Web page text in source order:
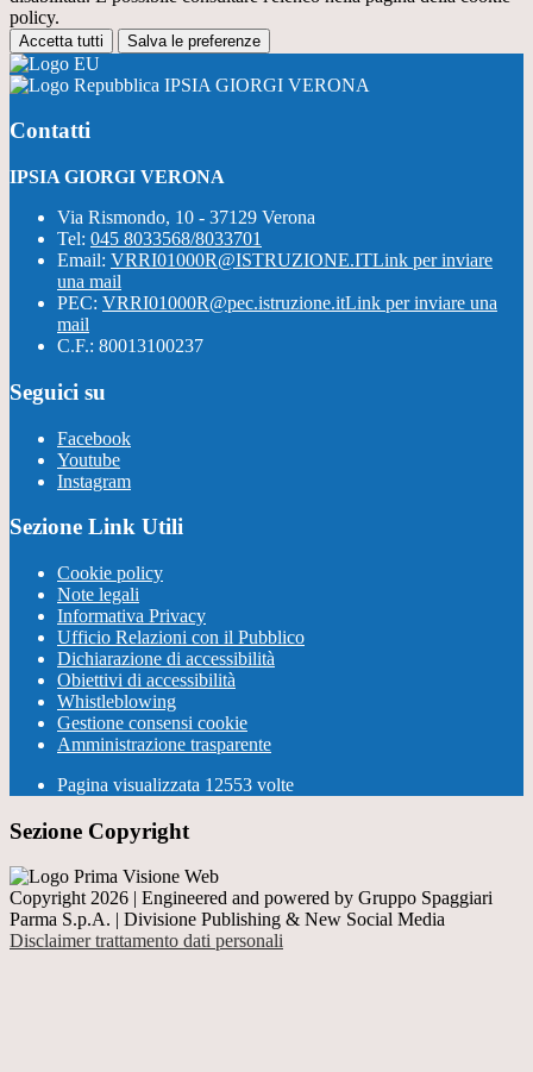
policy.
Accetta tutti Salva le preferenze
IPSIA GIORGI VERONA
Contatti
IPSIA GIORGI VERONA
Via Rismondo, 10 - 37129 Verona
Tel: 045 8033568/8033701
Email: VRRI01000R@ISTRUZIONE.ITLink per inviare
una mail
PEC: VRRI01000R@pec.istruzione.itLink per inviare una
mail
C.F.: 80013100237
Seguici su
Facebook
Youtube
Instagram
Sezione Link Utili
Cookie policy
Note legali
Informativa Privacy
Ufficio Relazioni con il Pubblico
Dichiarazione di accessibilità
Obiettivi di accessibilità
Whistleblowing
Gestione consensi cookie
Amministrazione trasparente
Pagina visualizzata 12553 volte
Sezione Copyright
Copyright 2026 | Engineered and powered by Gruppo Spaggiari
Parma S.p.A. | Divisione Publishing & New Social Media
Disclaimer trattamento dati personali